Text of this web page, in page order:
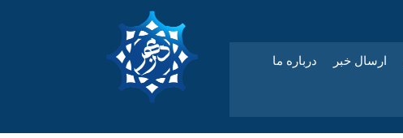
ارسال خبر درباره ما